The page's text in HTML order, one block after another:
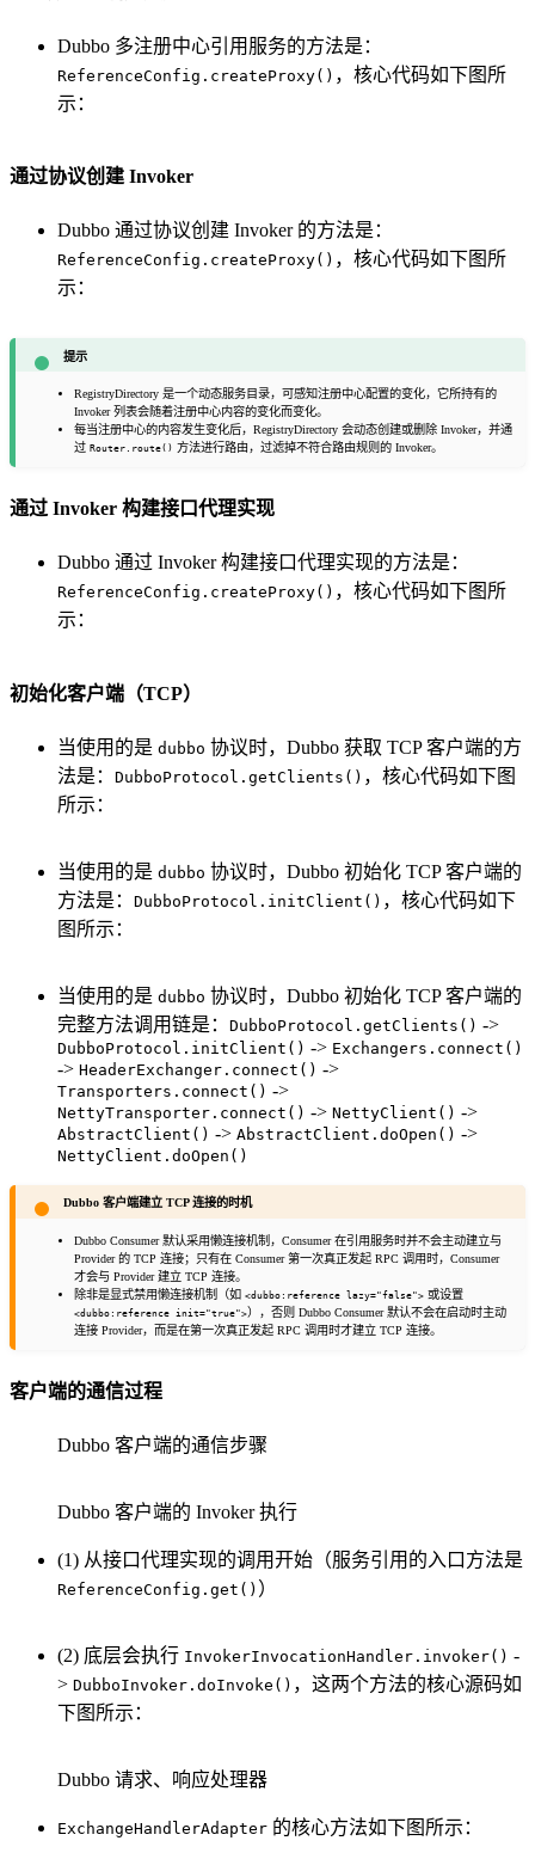
Dubbo 多注册中心引用服务的方法是：
ReferenceConfig.createProxy() ，核心代码如下图所
示：
通过协议创建 Invoker
Dubbo 通过协议创建 Invoker 的方法是：
ReferenceConfig.createProxy() ，核心代码如下图所
示：
提示
RegistryDirectory 是一个动态服务目录，可感知注册中心配置的变化，它所持有的
Invoker 列表会随着注册中心内容的变化而变化。
每当注册中心的内容发生变化后，RegistryDirectory 会动态创建或删除 Invoker，并通
过Router.route() 方法进行路由，过滤掉不符合路由规则的 Invoker。
通过 Invoker 构建接口代理实现
Dubbo 通过 Invoker 构建接口代理实现的方法是：
ReferenceConfig.createProxy() ，核心代码如下图所
示：
初始化客户端（TCP）
当使用的是 dubbo 协议时，Dubbo 获取 TCP 客户端的方
法是： DubboProtocol.getClients() ，核心代码如下图
所示：
当使用的是 dubbo 协议时，Dubbo 初始化 TCP 客户端的
方法是： DubboProtocol.initClient() ，核心代码如下
图所示：
当使用的是 dubbo 协议时，Dubbo 初始化 TCP 客户端的
完整方法调用链是： DubboProtocol.getClients() ->
DubboProtocol.initClient() -> Exchangers.connect()
-> HeaderExchanger.connect() ->
Transporters.connect() ->
NettyTransporter.connect() -> NettyClient() ->
AbstractClient() -> AbstractClient.doOpen() ->
NettyClient.doOpen()
Dubbo 客户端建立 TCP 连接的时机
Dubbo Consumer 默认采用懒连接机制，Consumer 在引用服务时并不会主动建立与
Provider 的 TCP 连接；只有在 Consumer 第一次真正发起 RPC 调用时，Consumer
才会与 Provider 建立 TCP 连接。
除非是显式禁用懒连接机制（如<dubbo:reference lazy="false"> 或设置
<dubbo:reference init="true">），否则 Dubbo Consumer 默认不会在启动时主动
连接 Provider，而是在第一次真正发起 RPC 调用时才建立 TCP 连接。
客户端的通信过程
Dubbo 客户端的通信步骤
Dubbo 客户端的 Invoker 执行
(1) 从接口代理实现的调用开始（服务引用的入口方法是
ReferenceConfig.get() ）
(2) 底层会执行 InvokerInvocationHandler.invoker() -
> DubboInvoker.doInvoke() ，这两个方法的核心源码如
下图所示：
Dubbo 请求、响应处理器
ExchangeHandlerAdapter 的核心方法如下图所示：